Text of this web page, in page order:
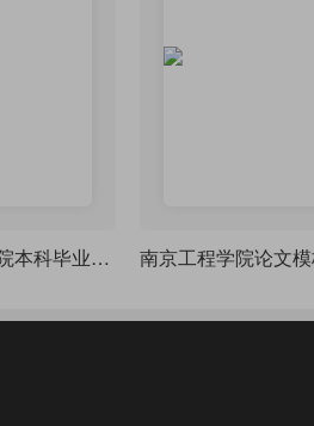
黔南民族师范学院本科毕业论文开题报告 南京工程学院论文